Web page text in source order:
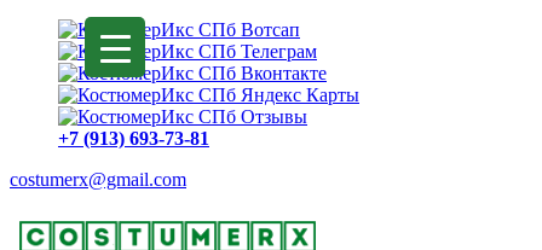
+7 (913) 693-73-81
costumerx@gmail.com